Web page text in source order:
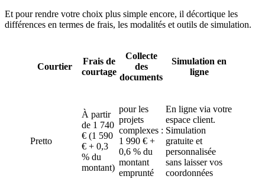
Et pour rendre votre choix plus simple encore, il décortique les
différences en termes de frais, les modalités et outils de simulation.
Courtier
Frais de
courtage
Collecte
des
documents
Simulation en
ligne
Pretto
À partir
de 1 740
€ (1 590
€ + 0,3
% du
montant)
pour les
projets
complexes :
1 990 € +
0,6 % du
montant
emprunté
En ligne via votre
espace client.
Simulation
gratuite et
personnalisée
sans laisser vos
coordonnées